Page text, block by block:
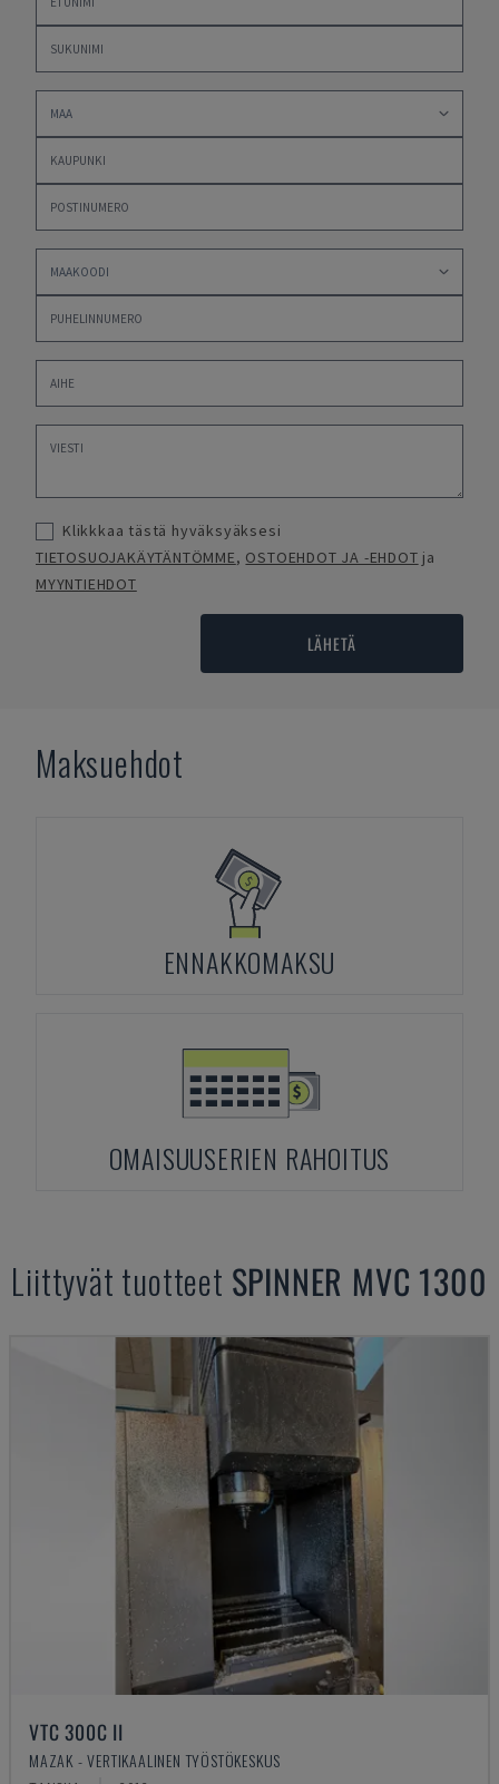
Klikkkaa tästä hyväksyäksesi
TIETOSUOJAKÄYTÄNTÖMME, OSTOEHDOT JA -EHDOT ja
MYYNTIEHDOT
LÄHETÄ
Maksuehdot
ENNAKKOMAKSU
OMAISUUSERIEN RAHOITUS
Liittyvät tuotteet SPINNER MVC 1300
VTC 300C II
MAZAK - VERTIKAALINEN TYÖSTÖKESKUS